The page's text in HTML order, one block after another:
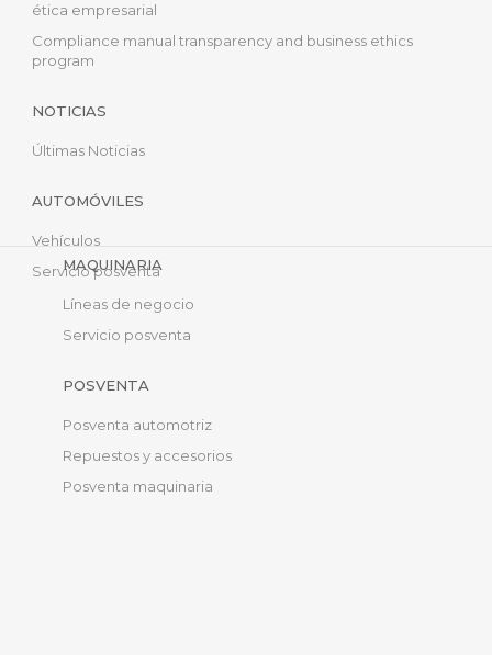
ética empresarial
Compliance manual transparency and business ethics
program
NOTICIAS
Últimas Noticias
AUTOMÓVILES
Vehículos
Servicio posventa
MAQUINARIA
Líneas de negocio
Servicio posventa
POSVENTA
Posventa automotriz
Repuestos y accesorios
Posventa maquinaria